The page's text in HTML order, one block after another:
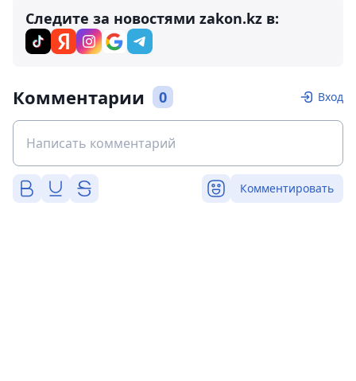
Следите за новостями zakon.kz в:
Комментарии 0 Вход
Комментировать